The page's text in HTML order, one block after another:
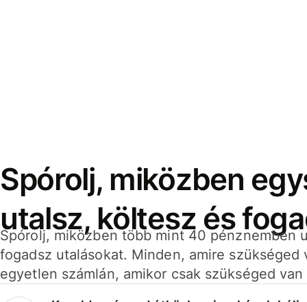
Spórolj, miközben
utalsz, költesz és
Spórolj, miközben több mint 40 pénznemben
fogadsz utalásokat. Minden, amire szükséged
egyetlen számlán, amikor csak szükséged van